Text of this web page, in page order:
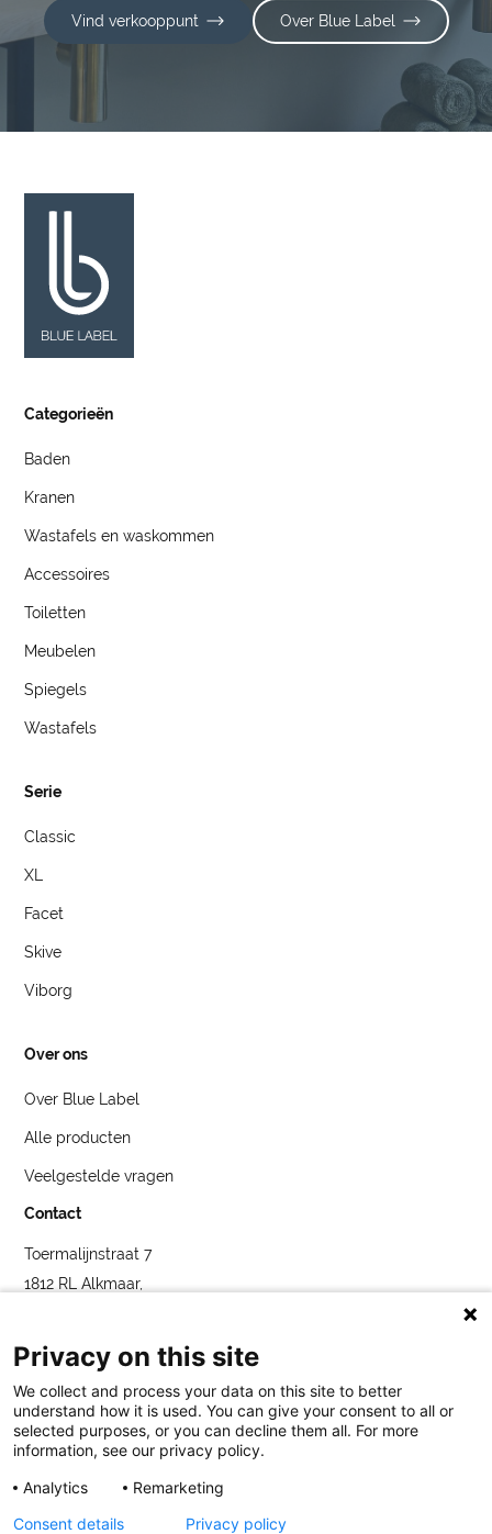
Vind verkooppunt Over Blue Label
Categorieën
Baden
Kranen
Wastafels en waskommen
Accessoires
Toiletten
Meubelen
Spiegels
Wastafels
Serie
Classic
XL
Facet
Skive
Viborg
Over ons
Over Blue Label
Alle producten
Veelgestelde vragen
Contact
Toermalijnstraat 7
1812 RL Alkmaar,
service@bybluelabel.com
Blue Label
Toermalijnstraat 7, 1812 RL Alkmaar
LegaalCookies Privatlivspolitiek
Privacy on this site
We collect and process your data on this site to better
understand how it is used. You can give your consent to all or
selected purposes, or you can decline them all. For more
information, see our privacy policy.
Analytics
Remarketing
Consent details
Privacy policy